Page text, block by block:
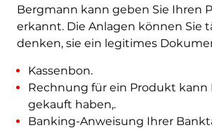
Bergmann kann geben Sie Ihren
erkannt. Die Anlagen können Sie
denken, sie ein legitimes
Kassenbon.
Rechnung für ein Produkt kann
gekauft haben,.
Banking-Anweisung Ihrer